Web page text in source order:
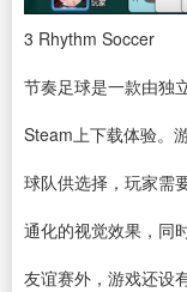
3 Rhythm Soccer
节奏足球是一款由独
Steam上下载体验。
球队供选择，玩家需
通化的视觉效果，同
友谊赛外，游戏还设